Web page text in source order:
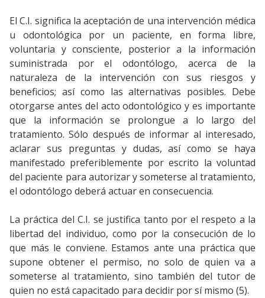
El C.I. significa la aceptación de una intervención médica
u odontológica por un paciente, en forma libre,
voluntaria y consciente, posterior a la información
suministrada por el odontólogo, acerca de la
naturaleza de la intervención con sus riesgos y
beneficios; así como las alternativas posibles. Debe
otorgarse antes del acto odontológico y es importante
que la información se prolongue a lo largo del
tratamiento. Sólo después de informar al interesado,
aclarar sus preguntas y dudas, así como se haya
manifestado preferiblemente por escrito la voluntad
del paciente para autorizar y someterse al tratamiento,
el odontólogo deberá actuar en consecuencia.
La práctica del C.I. se justifica tanto por el respeto a la
libertad del individuo, como por la consecución de lo
que más le conviene. Estamos ante una práctica que
supone obtener el permiso, no solo de quien va a
someterse al tratamiento, sino también del tutor de
quien no está capacitado para decidir por sí mismo (5).